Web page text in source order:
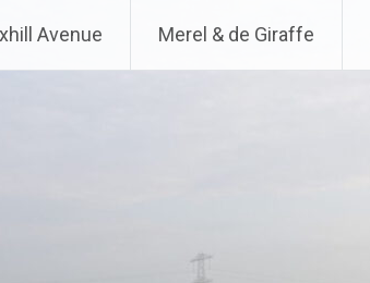
Avenue Merel & de Giraffe